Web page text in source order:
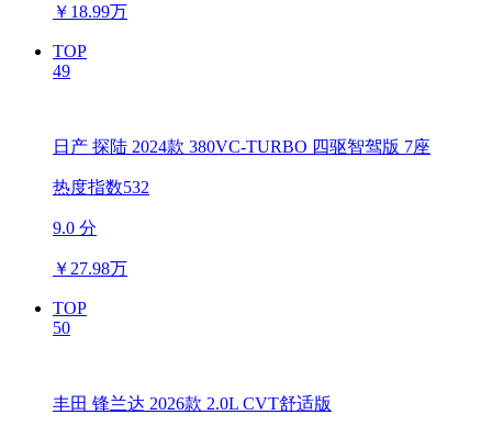
￥ 18.99万
TOP
49
日产 探陆 2024款 380VC-TURBO 四驱智驾版 7座
热度指数532
9.0 分
￥ 27.98万
TOP
50
丰田 锋兰达 2026款 2.0L CVT舒适版